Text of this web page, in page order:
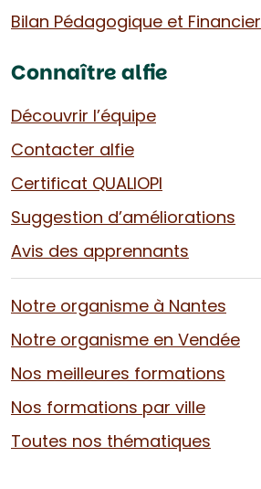
Bilan Pédagogique et Financier
Connaître alfie
Découvrir l’équipe
Contacter alfie
Certificat QUALIOPI
Suggestion d’améliorations
Avis des apprennants
Notre organisme à Nantes
Notre organisme en Vendée
Nos meilleures formations
Nos formations par ville
Toutes nos thématiques